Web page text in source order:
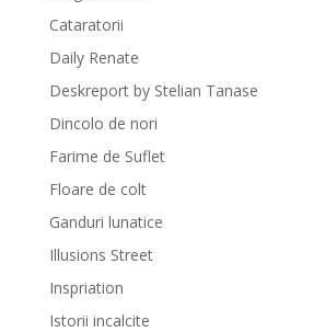
Cataratorii
Daily Renate
Deskreport by Stelian Tanase
Dincolo de nori
Farime de Suflet
Floare de colt
Ganduri lunatice
Illusions Street
Inspriation
Istorii incalcite